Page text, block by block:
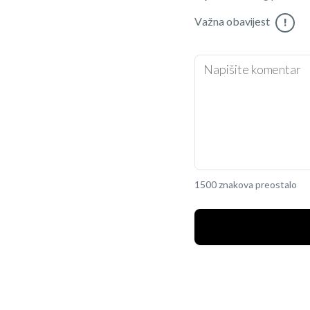
Važna obavijest !
1500 znakova preostalo